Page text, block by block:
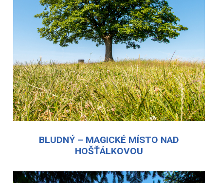
BLUDNÝ – MAGICKÉ MÍSTO NAD
HOŠŤÁLKOVOU